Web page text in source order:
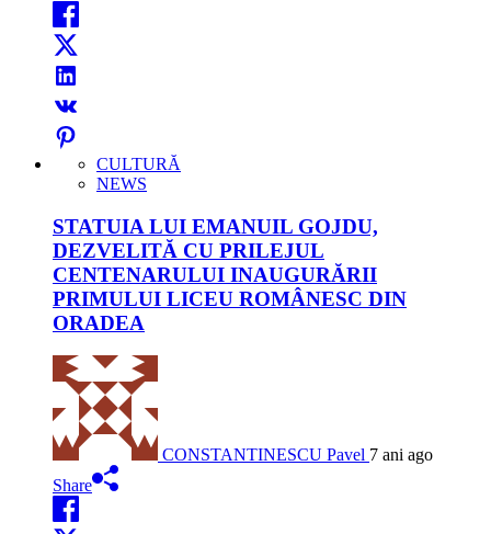
CULTURĂ
NEWS
STATUIA LUI EMANUIL GOJDU,
DEZVELITĂ CU PRILEJUL
CENTENARULUI INAUGURĂRII
PRIMULUI LICEU ROMÂNESC DIN
ORADEA
CONSTANTINESCU Pavel 7 ani ago
Share